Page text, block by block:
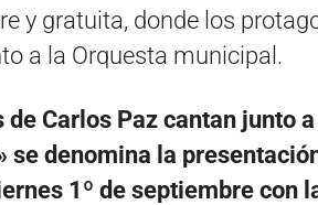
y gratuita, donde los
a la Orquesta municipal.
de Carlos Paz cantan junto
se denomina la
1º de septiembre con